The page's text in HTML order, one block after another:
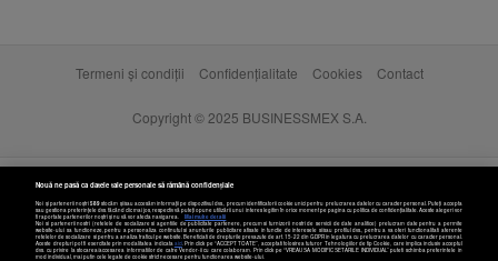
Termeni și condiții Confidențialitate Cookies Contact
Copyright © 2025 BUSINESSMEX S.A.
Nouă ne pasă ca datele tale personale să rămână confidențiale
Noi și partenerii noștri589stocăm și/sau accesăm informații pe dispozitivul dvs., precum identificatorii cookie unici pentru prelucrarea datelor cu caracter personal. Puteți accepta
sau gestiona preferințele dvs. făcând clic mai jos, respectiv vă puteți opune utilizării unui interes legitim în orice moment pe pagina cu politica de confidențialitate. Aceste alegeri vor
fi raportate partenerilor noștri și nu vă vor afecta navigarea.
Mai multe detalii
Noi si partenerii nostri (retelele de socializare si agentiile de publicitate partenere, precum si furnizorii nostri de servicii de date analitice) prelucram date pentru a permite
website-ului sa functioneze, pentru a personaliza continutul si anunturile publicitare afisate in functie de interesele si/sau profilul dvs., pentru a va oferi functionalitati aferente
retelelor de socializare si pentru a analiza traficul pe website. Beneficiati de drepturile prevazute de art. 15-22 din GDPR in legatura cu prelucrarea datelor cu caracter personal.
Aceste drepturi pot fi exercitate prin modalitatea indicataaici. Prin click pe “ACCEPT TOATE”, acceptati folosirea tuturor Tehnologiilor de tip Cookie, care implica inclusiv acceptul
dvs. cu privire la stocarea/accesarea informatiilor de catre Vendor-ii cu care colaboram. Prin click pe “VREAU SA MODIFIC SETARILE INDIVIDUAL” puteti schimba preferintele in
mod individual, mai putin cele legate de cookie strict necesare pentru functionarea website-ului.